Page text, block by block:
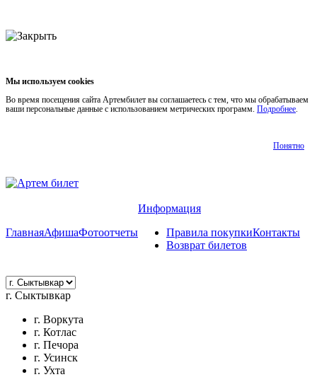
Мы используем cookies
Во время посещения сайта Артембилет вы соглашаетесь с тем, что мы обрабатываем
ваши персональные данные с использованием метрических программ. Подробнее.
Понятно
ГлавнаяАфишаФотоотчеты
Информация
Правила покупки
Возврат билетов
Контакты
г. Сыктывкар
г. Воркута
г. Котлас
г. Печора
г. Усинск
г. Ухта